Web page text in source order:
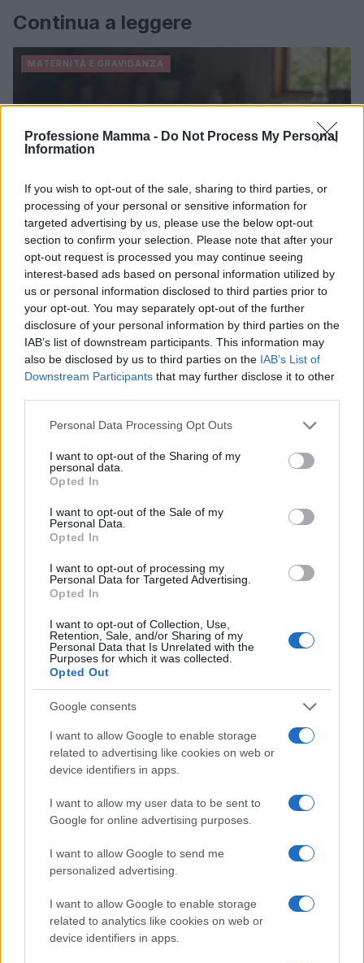
Professione Mamma - Do Not Process My Personal
Information
If you wish to opt-out of the sale, sharing to third parties, or
processing of your personal or sensitive information for
targeted advertising by us, please use the below opt-out
section to confirm your selection. Please note that after your
opt-out request is processed you may continue seeing
interest-based ads based on personal information utilized by
us or personal information disclosed to third parties prior to
your opt-out. You may separately opt-out of the further
disclosure of your personal information by third parties on the
IAB’s list of downstream participants. This information may
also be disclosed by us to third parties on the IAB’s List of
Downstream Participants that may further disclose it to other
Please note that this website/app uses one or more Google
not limited to your visit or usage behaviour. You may click to
grant or deny consent to Google and its third-party tags to
use your data for below specified purposes in below Google
consent section.
Personal Data Processing Opt Outs
I want to opt-out of the Sharing of my
personal data.
Opted In
I want to opt-out of the Sale of my
Personal Data.
Opted In
I want to opt-out of processing my
Personal Data for Targeted Advertising.
Opted In
I want to opt-out of Collection, Use,
Retention, Sale, and/or Sharing of my
Personal Data that Is Unrelated with the
Purposes for which it was collected.
Opted Out
Google consents
I want to allow Google to enable storage
related to advertising like cookies on web or
device identifiers in apps.
I want to allow my user data to be sent to
Google for online advertising purposes.
I want to allow Google to send me
personalized advertising.
I want to allow Google to enable storage
related to analytics like cookies on web or
device identifiers in apps.
Continua a leggere
MATERNITÀ E GRAVIDANZA
Guida al caldo per gravidanza e infanzia: prevenire
disidratazione e colpi di calore
Camilla Pellegrini · 5 Ago 2026
MATERNITÀ E GRAVIDANZA
Gravidanza a rischio: come organizzare controlli,
documenti e segnali d’allarme
Beatrice Bonaventura · 4 Ago 2026
MATERNITÀ E GRAVIDANZA
target
Camilla Fiore · 3 Ago 2026